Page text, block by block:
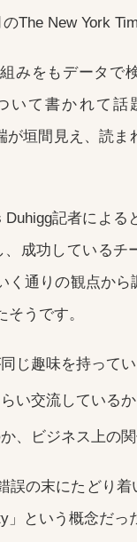
The New York
みをもデータで
いて書かれて話
が垣間見え、読
記者による
成功しているチ
く通りの観点から
うです。
じ趣味を持って
い交流しているか
、ビジネス上の
誤の末にたどり
という概念だっ